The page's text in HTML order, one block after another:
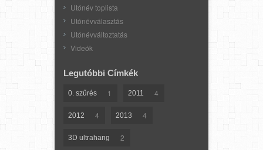
Utónév toplista
Utónévválasztás
Utónévváltoztatás
Videók
Legutóbbi Címkék
0. szűrés 1 2011 4
2012 4 2013 4
3D ultrahang 2